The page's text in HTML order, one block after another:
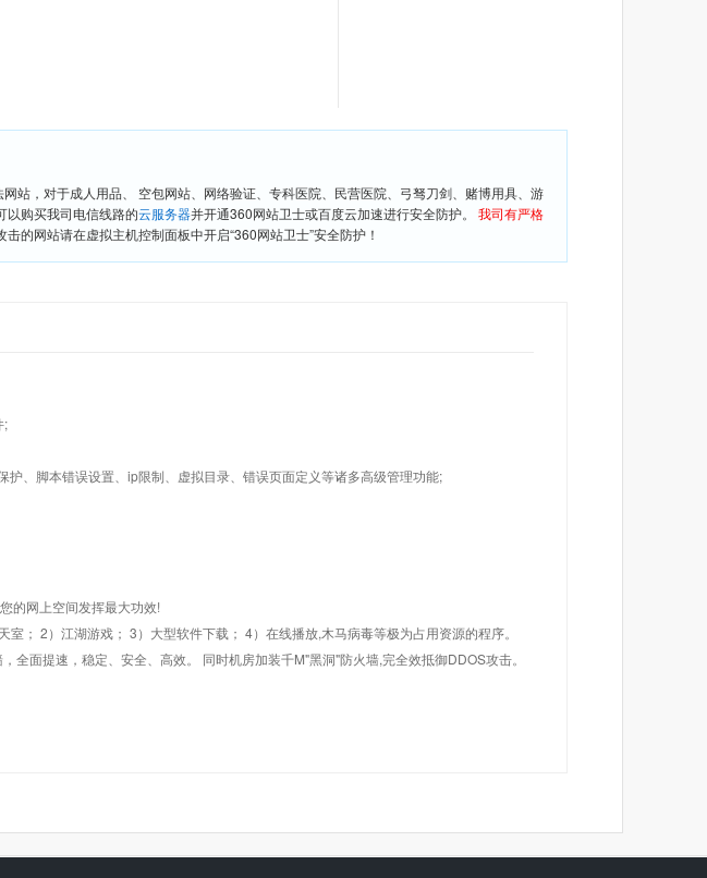
站，对于成人用品、 空包网站、网络验证、专科医院、民营医院、弓驽刀剑、赌博用具、游
以购买我司电信线路的云服务器并开通360网站卫士或百度云加速进行安全防护。 我司有严格
的网站请在虚拟主机控制面板中开启“360网站卫士”安全防护！
;
、脚本错误设置、ip限制、虚拟目录、错误页面定义等诸多高级管理功能;
的网上空间发挥最大功效!
； 2）江湖游戏； 3）大型软件下载； 4）在线播放,木马病毒等极为占用资源的程序。
面提速，稳定、安全、高效。 同时机房加装千M"黑洞"防火墙,完全效抵御DDOS攻击。